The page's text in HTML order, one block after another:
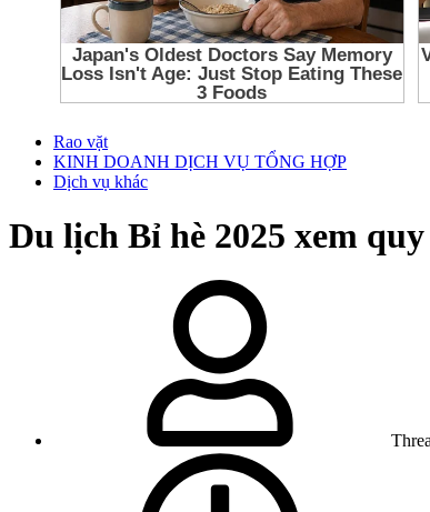
Rao vặt
KINH DOANH DỊCH VỤ TỔNG HỢP
Dịch vụ khác
Du lịch Bỉ hè 2025 xem